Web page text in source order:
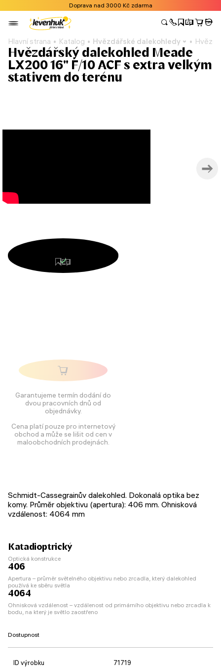
Doprava nad 3000 Kč zdarma
Hlavní strana Katalog Hvězdářské dalekohledy
Hvězdářský dalekohled Meade
LX200 16'' F/10 ACF s extra velkým
stativem do terénu
Garantujeme termín dodání do
dvou pracovních dnů od
objednávky.
Cena platí pouze pro internetový
obchod a může se lišit od cen v
maloobchodních prodejnách.
Schmidt-Cassegrainův dalekohled. Dokonalá optika bez
komy. Průměr objektivu (apertura): 406 mm. Ohnisková
vzdálenost: 4064 mm
Katadioptrický
Optická konstrukce
406
Apertura – průměr světelného objektivu nebo zrcadla, který dalekohled
používá ke sběru světla
4064
Ohnisková vzdálenost – vzdálenost od primárního objektivu nebo zrcadla k
bodu, na který je světlo zaostřeno
Dostupnost
ID výrobku
71719